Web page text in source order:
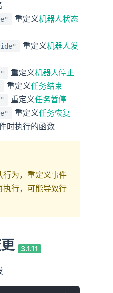
重定义机器人状态
重定义机器人发
重定义机器人停止
重定义任务结束
重定义任务暂停
重定义任务恢复
时执行的函数
行为，重定义事件
执行，可能导致行
更 3.1.11